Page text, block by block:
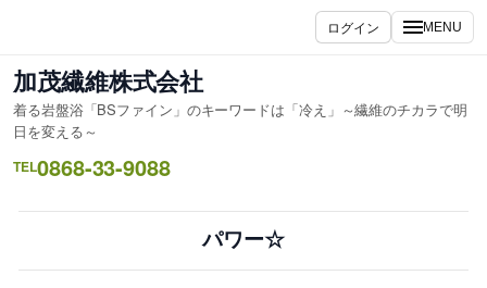
を
ス
キ
ッ
プ
ログイン MENU
加茂繊維株式会社
着る岩盤浴「BSファイン」のキーワードは「冷え」～繊維のチカラで明
日を変える～
TEL0868-33-9088
パワー☆